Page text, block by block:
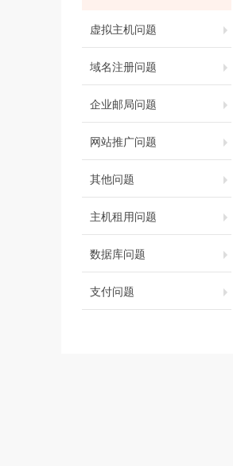
虚拟主机问题
域名注册问题
企业邮局问题
网站推广问题
其他问题
主机租用问题
数据库问题
支付问题